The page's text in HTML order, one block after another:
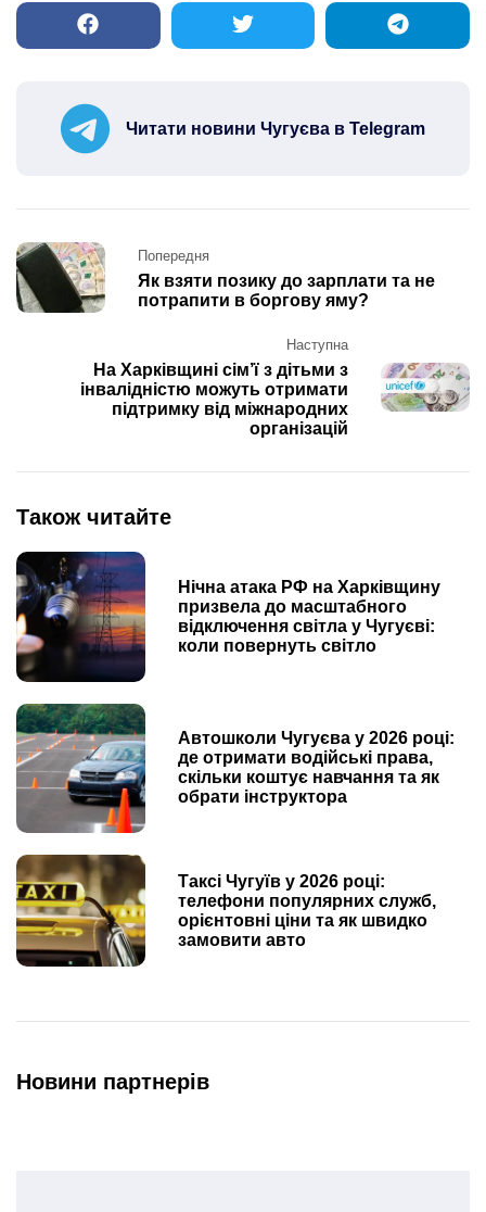
Читати новини Чугуєва в Telegram
Post
navigation
Попередня
Як взяти позику до зарплати та не
потрапити в боргову яму?
Наступна
На Харківщині сім’ї з дітьми з
інвалідністю можуть отримати
підтримку від міжнародних
організацій
Також читайте
Нічна атака РФ на Харківщину
призвела до масштабного
відключення світла у Чугуєві:
коли повернуть світло
Автошколи Чугуєва у 2026 році:
де отримати водійські права,
скільки коштує навчання та як
обрати інструктора
Таксі Чугуїв у 2026 році:
телефони популярних служб,
орієнтовні ціни та як швидко
замовити авто
Новини партнерів